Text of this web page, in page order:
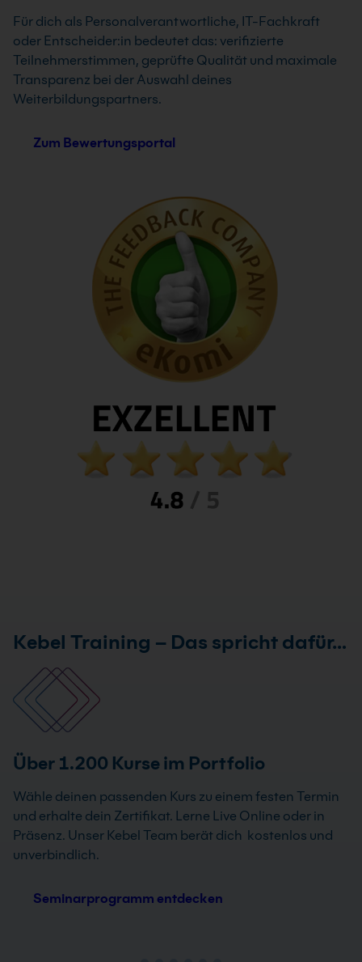
Für dich als Personalverantwortliche, IT-Fachkraft
oder Entscheider:in bedeutet das: verifizierte
Teilnehmerstimmen, geprüfte Qualität und maximale
Transparenz bei der Auswahl deines
Weiterbildungspartners.
Zum Bewertungsportal
Kebel Training – Das spricht dafür…
Über 1.200 Kurse im Portfolio
Wähle deinen passenden Kurs zu einem festen Termin
und erhalte dein Zertifikat. Lerne Live Online oder in
Präsenz. Unser Kebel Team berät dich kostenlos und
unverbindlich.
Seminarprogramm entdecken